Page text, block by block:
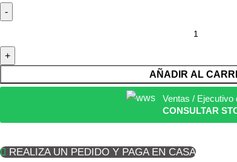
AÑADIR AL
Ventas / Ejecutivo
CONSULTAR
REALIZA UN PEDIDO Y PAGA EN CASA